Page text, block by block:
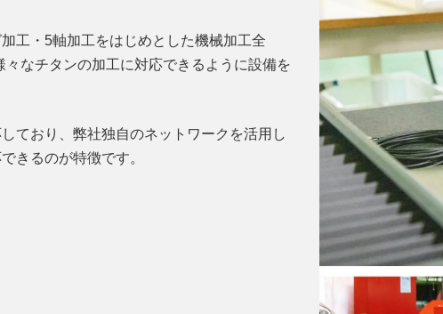
工・5軸加工をはじめとした機械加工全
なチタンの加工に対応できるように設備を
ており、弊社独自のネットワークを活用し
きるのが特徴です。